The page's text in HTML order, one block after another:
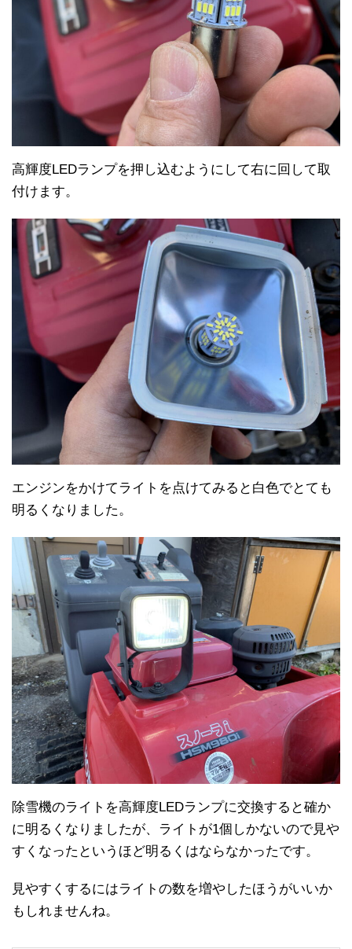
高輝度LEDランプを押し込むようにして右に回して取
付けます。
エンジンをかけてライトを点けてみると白色でとても
明るくなりました。
除雪機のライトを高輝度LEDランプに交換すると確か
に明るくなりましたが、ライトが1個しかないので見や
すくなったというほど明るくはならなかったです。
見やすくするにはライトの数を増やしたほうがいいか
もしれませんね。